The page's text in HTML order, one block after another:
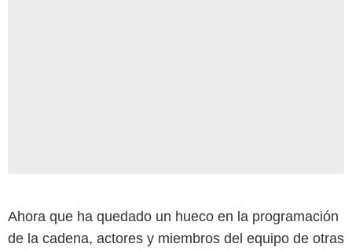
Ahora que ha quedado un hueco en la programación
de la cadena, actores y miembros del equipo de otras